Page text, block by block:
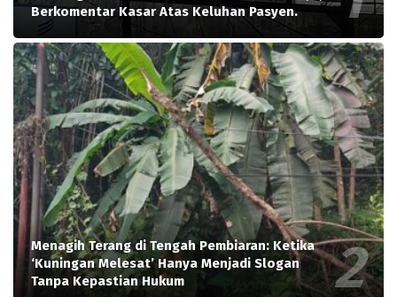
Berkomentar Kasar Atas Keluhan Pasyen.
Menagih Terang di Tengah Pembiaran: Ketika
‘Kuningan Melesat’ Hanya Menjadi Slogan
Tanpa Kepastian Hukum